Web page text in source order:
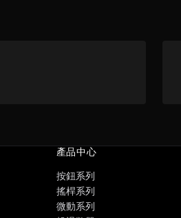
產品中心
按鈕系列
搖桿系列
微動系列